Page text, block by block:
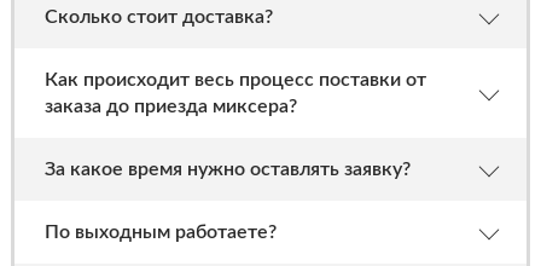
Сколько стоит доставка?
Как происходит весь процесс поставки от
заказа до приезда миксера?
За какое время нужно оставлять заявку?
По выходным работаете?